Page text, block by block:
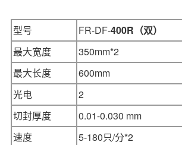
型号 FR-DF-400R（双）
最大宽度
350mm*2
最大长度
600mm
光电
2
切封厚度
0.01-0.030 mm
速度
5-180只/分*2